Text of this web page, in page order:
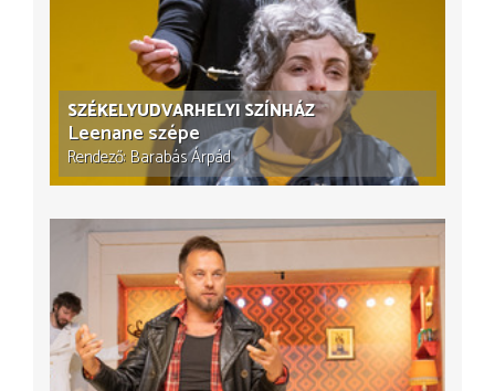
SZÉKELYUDVARHELYI SZÍNHÁZ
Leenane szépe
Rendező Barabás Árpád